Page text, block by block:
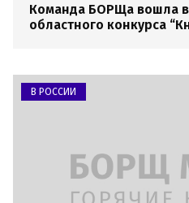
Команда БОРЩа вошла
областного конкурса
В РОССИИ